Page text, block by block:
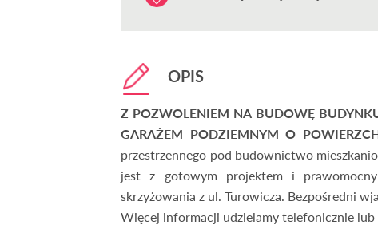
OPIS
Z POZWOLENIEM NA BUDOWĘ
GARAŻEM PODZIEMNYM O
przestrzennego pod budownictwo
jest z gotowym projektem i
skrzyżowania z ul. Turowicza. Bezpośredni
Więcej informacji udzielamy telefonicznie